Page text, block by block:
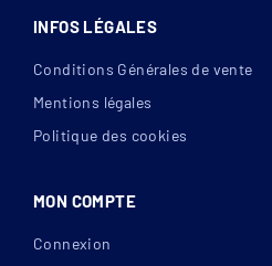
INFOS LÉGALES
Conditions Générales de vente
Mentions légales
Politique des cookies
MON COMPTE
Connexion